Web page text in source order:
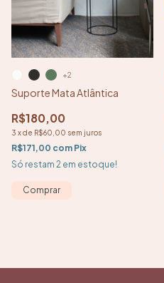
Suporte Mata Atlântica
R$180,00
3 xde R$60,00 sem juros
R$171,00 com Pix
Só restam 2 em estoque!
+2
Comprar